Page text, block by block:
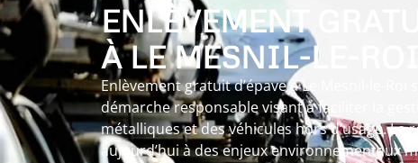
ENLÈVEMENT
À LE MESNIL-LE-ROI
Enlèvement gratuit d’épave à Le Mesnil-le-Roi
démarche responsable visant à faciliter la
métalliques et des véhicules hors d’usage. Le
aujourd’hui à des enjeux environnementaux